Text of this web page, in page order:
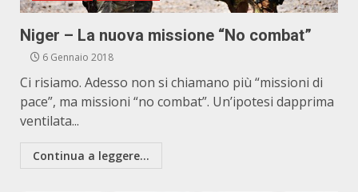
Niger – La nuova missione “No combat”
6 Gennaio 2018
Ci risiamo. Adesso non si chiamano più “missioni di
pace”, ma missioni “no combat”. Un’ipotesi dapprima
ventilata...
Continua a leggere...